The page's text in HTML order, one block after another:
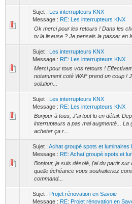
Sujet : Les interrupteurs KNX
Message : RE: Les interrupteurs KNX
Ok merci pour les retours ! Dans les
tu la liseuse ? Je pensais la passer en
Sujet : Les interrupteurs KNX
Message : RE: Les interrupteurs KNX
Merci pour tous vos retours !
notamment coté WAF prend un coup !
solution...
Sujet : Les interrupteurs KNX
Message : RE: Les interrupteurs KNX
Bonjour à tous, J'ai tout lu en détail.
interrupteurs a pas mal augmenté...
acheter ça r...
Sujet : Achat groupé spots et luminaires
Message : RE: Achat groupé spots et
Bonjour, je suis désolé, j'ai du partir
quelle échéance vous souhaiteriez
command...
Sujet : Projet rénovation en Savoie
Message : RE: Projet rénovation en